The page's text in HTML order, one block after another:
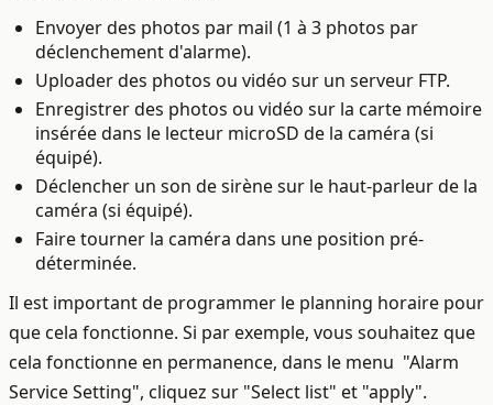
Envoyer des photos par mail (1 à 3 photos par
déclenchement d'alarme).
Uploader des photos ou vidéo sur un serveur FTP.
Enregistrer des photos ou vidéo sur la carte mémoire
insérée dans le lecteur microSD de la caméra (si
équipé).
Déclencher un son de sirène sur le haut-parleur de la
caméra (si équipé).
Faire tourner la caméra dans une position pré-
déterminée.
Il est important de programmer le planning horaire pour
que cela fonctionne. Si par exemple, vous souhaitez que
cela fonctionne en permanence, dans le menu "Alarm
Service Setting", cliquez sur "Select list" et "apply".